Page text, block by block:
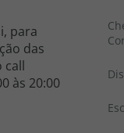
para
das
call
às 20:00